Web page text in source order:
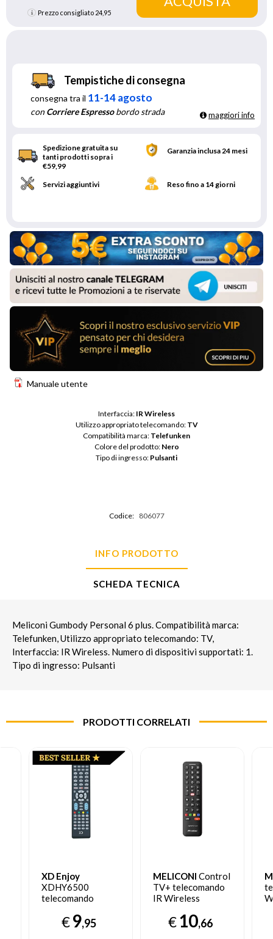
Prezzo consigliato 24,95
Tempistiche di consegna
consegna tra il 11-14 agosto
conCorriere Espressobordo strada maggiori info
Spedizione gratuita su
tanti prodotti sopra i
€59,99
Garanzia inclusa 24 mesi
Servizi aggiuntivi Reso fino a 14 giorni
Manuale utente
Interfaccia: IR Wireless
Utilizzo appropriato telecomando: TV
Compatibilità marca: Telefunken
Colore del prodotto: Nero
Tipo di ingresso: Pulsanti
Codice: 806077
INFO PRODOTTO
SCHEDA TECNICA
Meliconi Gumbody Personal 6 plus. Compatibilità marca:
Telefunken, Utilizzo appropriato telecomando: TV,
Interfaccia: IR Wireless. Numero di dispositivi supportati: 1.
Tipo di ingresso: Pulsanti
PRODOTTI CORRELATI
XD Enjoy
XDHY6500
telecomando
€9,95
MELICONI Control
TV+ telecomando
IR Wireless
€10,66